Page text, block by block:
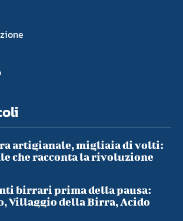
artigianale, migliaia di volti:
che racconta la rivoluzione
birrari prima della pausa:
Villaggio della Birra, Acido